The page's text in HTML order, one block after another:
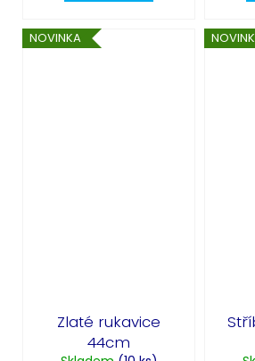
NOVINKA
Zlaté rukavice
44cm